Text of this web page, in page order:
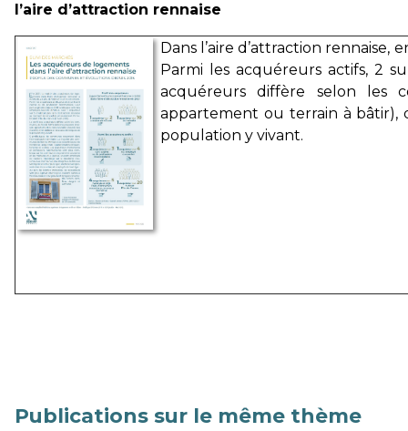
l’aire d’attraction rennaise
Dans l’aire d’attraction rennaise,
Parmi les acquéreurs actifs, 2
acquéreurs diffère selon les
appartement ou terrain à bâtir),
population y vivant.
Publications sur le même thème